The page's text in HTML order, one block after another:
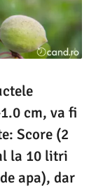
cm, va fi
Score (2
la 10 litri
apa), dar